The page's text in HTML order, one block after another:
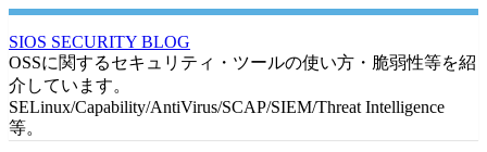
SIOS SECURITY BLOG
OSSに関するセキュリティ・ツールの使い方・脆弱性等を紹
介しています。
SELinux/Capability/AntiVirus/SCAP/SIEM/Threat Intelligence
等。